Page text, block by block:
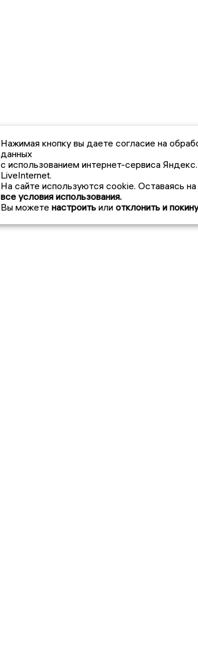
Нажимая кнопку вы даете согласие на
данных
с использованием интернет-сервиса
LiveInternet.
На сайте используются cookie. Оставаясь
все условия использования.
Вы можете настроить или отклонить и